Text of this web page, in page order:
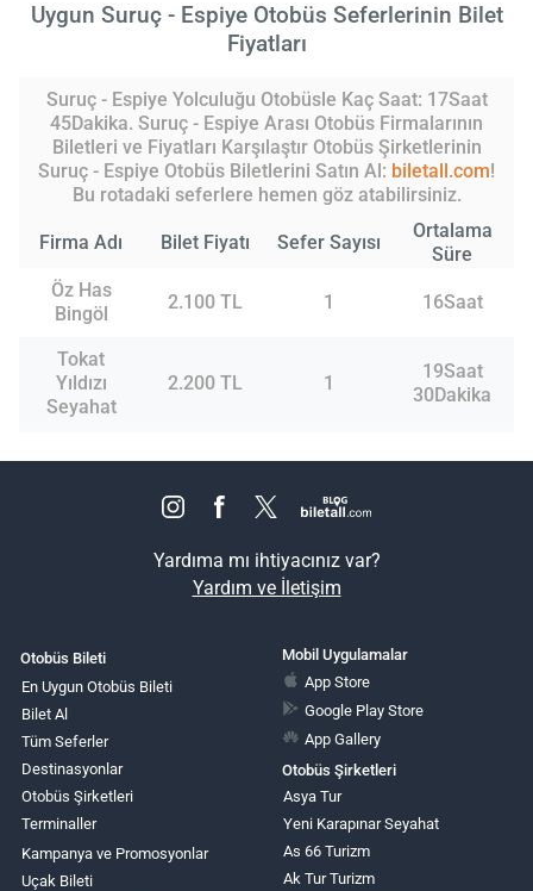
Uygun Suruç - Espiye Otobüs Seferlerinin Bilet
Fiyatları
Suruç - Espiye Yolculuğu Otobüsle Kaç Saat: 17Saat
45Dakika. Suruç - Espiye Arası Otobüs Firmalarının
Biletleri ve Fiyatları Karşılaştır Otobüs Şirketlerinin
Suruç - Espiye Otobüs Biletlerini Satın Al: biletall.com!
Bu rotadaki seferlere hemen göz atabilirsiniz.
Firma Adı Bilet Fiyatı Sefer Sayısı
Ortalama
Süre
Öz Has
Bingöl
2.100 TL 1 16Saat
Tokat
Yıldızı
Seyahat
2.200 TL 1
19Saat
30Dakika
Yardıma mı ihtiyacınız var?
Yardım ve İletişim
Otobüs Bileti
En Uygun Otobüs Bileti
Bilet Al
Tüm Seferler
Destinasyonlar
Otobüs Şirketleri
Terminaller
Kampanya ve Promosyonlar
Uçak Bileti
Mobil Uygulamalar
App Store
Google Play Store
App Gallery
Otobüs Şirketleri
Asya Tur
Yeni Karapınar Seyahat
As 66 Turizm
Ak Tur Turizm